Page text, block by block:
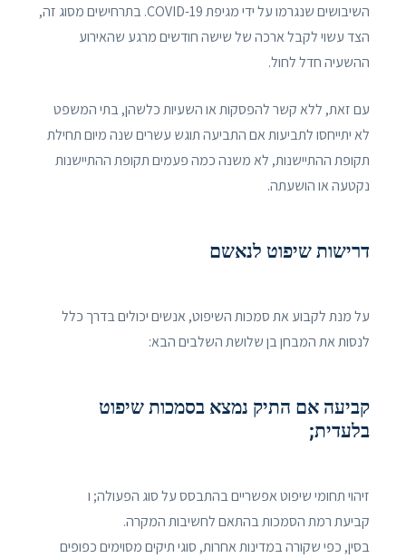
השיבושים שנגרמו על ידי מגיפת COVID-19. בתרחישים מסוג זה,
הצד עשוי לקבל ארכה של שישה חודשים מרגע שהאירוע
ההשעיה חדל לחול.
עם זאת, ללא קשר להפסקות או השעיות כלשהן, בתי המשפט
לא יתייחסו לתביעות אם התביעה תוגש עשרים שנה מיום תחילת
תקופת ההתיישנות, לא משנה כמה פעמים תקופת ההתיישנות
נקטעה או הושעתה.
דרישות שיפוט לנאשם
על מנת לקבוע את סמכות השיפוט, אנשים יכולים בדרך כלל
לנסות את המבחן בן שלושת השלבים הבא:
קביעה אם התיק נמצא בסמכות שיפוט
בלעדית;
זיהוי תחומי שיפוט אפשריים בהתבסס על סוג הפעולה; ו
קביעת רמת הסמכות בהתאם לחשיבות המקרה.
בסין, כפי שקורה במדינות אחרות, סוגי תיקים מסוימים כפופים